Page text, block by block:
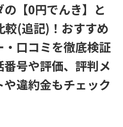
【0円でんき】と
較(追記)！おすすめ
口コミを徹底検証
号や評価、評判メ
違約金もチェック